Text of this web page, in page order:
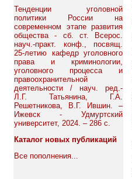
Тенденции уголовной
политики России на
современном этапе развития
общества - сб. ст. Всерос.
науч.-практ. конф., посвящ.
25-летию кафедр уголовного
права и криминологии,
уголовного процесса и
правоохранительной
деятельности / науч. ред.-
Л.Г. Татьянина, Г.А.
Решетникова, В.Г. Ившин. –
Ижевск - Удмуртский
университет, 2024. – 286 с.
Каталог новых публикаций
Все пополнения...